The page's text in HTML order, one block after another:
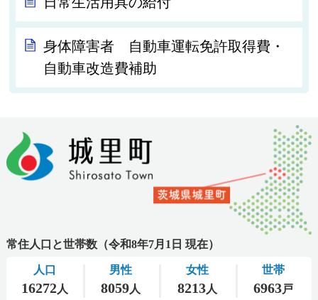
身体障害者 自動車運転免許取得費・
自動車改造費補助